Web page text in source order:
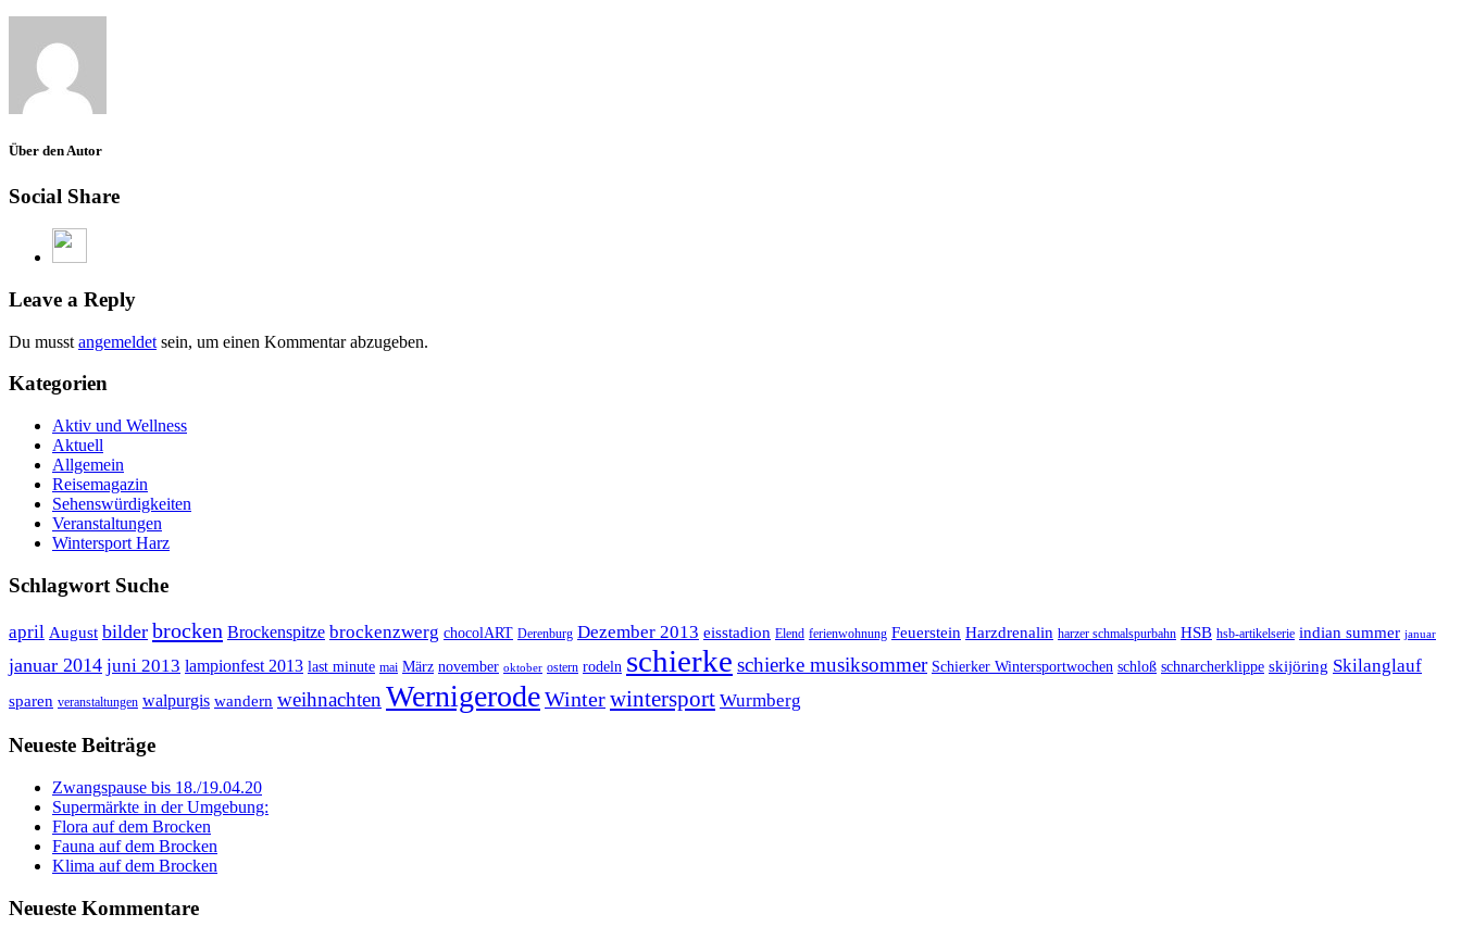
Über den Autor
Social Share
Leave a Reply
Du musst angemeldet sein, um einen Kommentar abzugeben.
Kategorien
Aktiv und Wellness
Aktuell
Allgemein
Reisemagazin
Sehenswürdigkeiten
Veranstaltungen
Wintersport Harz
Schlagwort Suche
april August bilder brocken Brockenspitze brockenzwerg chocolART Derenburg Dezember 2013 eisstadion Elend ferienwohnung Feuerstein Harzdrenalin harzer schmalspurbahn HSB hsb-artikelserie indian summer januar
januar 2014 juni 2013 lampionfest 2013 last minute mai März november oktober ostern rodeln schierke schierke musiksommer Schierker Wintersportwochen schloß schnarcherklippe skijöring Skilanglauf
sparen veranstaltungen walpurgis wandern weihnachten WernigerodeWinterwintersport Wurmberg
Neueste Beiträge
Zwangspause bis 18./19.04.20
Supermärkte in der Umgebung:
Flora auf dem Brocken
Fauna auf dem Brocken
Klima auf dem Brocken
Neueste Kommentare